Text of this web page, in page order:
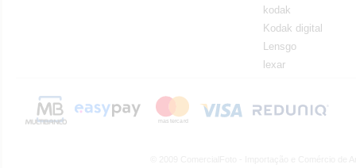
kodak
Kodak digital
Lensgo
lexar